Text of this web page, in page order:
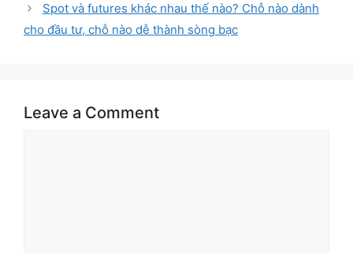
Spot và futures khác nhau thế nào? Chỗ nào dành
cho đầu tư, chỗ nào dễ thành sòng bạc
Leave a Comment